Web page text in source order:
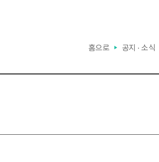
홈으로 ▶ 공지 ∙ 소식